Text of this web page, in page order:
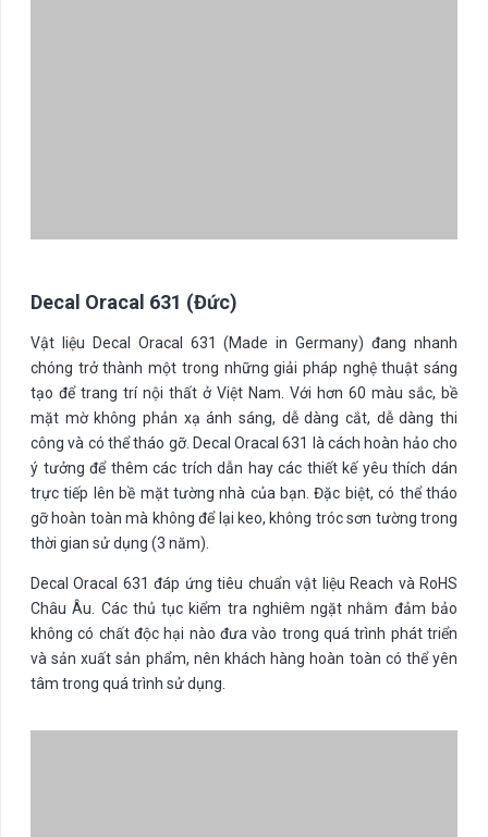
Decal Oracal 631 (Đức)
Vật liệu Decal Oracal 631 (Made in Germany) đang nhanh
chóng trở thành một trong những giải pháp nghệ thuật sáng
tạo để trang trí nội thất ở Việt Nam. Với hơn 60 màu sắc, bề
mặt mờ không phản xạ ánh sáng, dễ dàng cắt, dễ dàng thi
công và có thể tháo gỡ. Decal Oracal 631 là cách hoàn hảo cho
ý tưởng để thêm các trích dẫn hay các thiết kế yêu thích dán
trực tiếp lên bề mặt tường nhà của bạn. Đặc biệt, có thể tháo
gỡ hoàn toàn mà không để lại keo, không tróc sơn tường trong
thời gian sử dụng (3 năm).
Decal Oracal 631 đáp ứng tiêu chuẩn vật liệu Reach và RoHS
Châu Âu. Các thủ tục kiểm tra nghiêm ngặt nhằm đảm bảo
không có chất độc hại nào đưa vào trong quá trình phát triển
và sản xuất sản phẩm, nên khách hàng hoàn toàn có thể yên
tâm trong quá trình sử dụng.